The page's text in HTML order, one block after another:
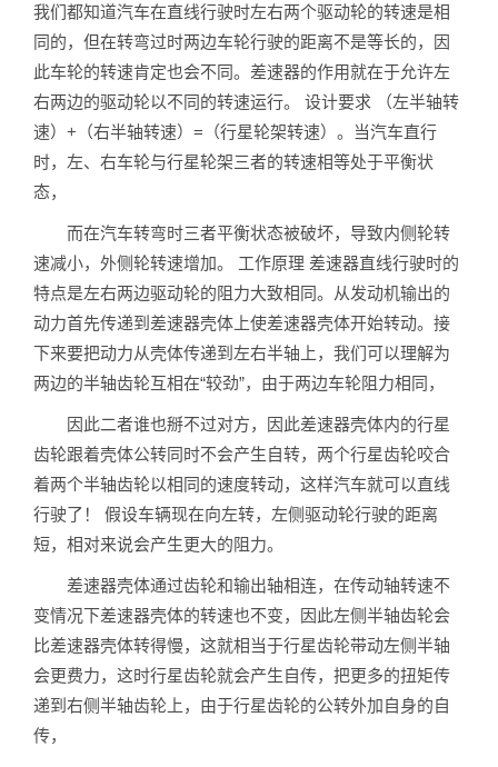
我们都知道汽车在直线行驶时左右两个驱动轮的转速是相
同的，但在转弯过时两边车轮行驶的距离不是等长的，因
此车轮的转速肯定也会不同。差速器的作用就在于允许左
右两边的驱动轮以不同的转速运行。 设计要求 （左半轴转
速）+（右半轴转速）=（行星轮架转速）。当汽车直行
时，左、右车轮与行星轮架三者的转速相等处于平衡状
态，
而在汽车转弯时三者平衡状态被破坏，导致内侧轮转
速减小，外侧轮转速增加。 工作原理 差速器直线行驶时的
特点是左右两边驱动轮的阻力大致相同。从发动机输出的
动力首先传递到差速器壳体上使差速器壳体开始转动。接
下来要把动力从壳体传递到左右半轴上，我们可以理解为
两边的半轴齿轮互相在“较劲”，由于两边车轮阻力相同，
因此二者谁也掰不过对方，因此差速器壳体内的行星
齿轮跟着壳体公转同时不会产生自转，两个行星齿轮咬合
着两个半轴齿轮以相同的速度转动，这样汽车就可以直线
行驶了！ 假设车辆现在向左转，左侧驱动轮行驶的距离
短，相对来说会产生更大的阻力。
差速器壳体通过齿轮和输出轴相连，在传动轴转速不
变情况下差速器壳体的转速也不变，因此左侧半轴齿轮会
比差速器壳体转得慢，这就相当于行星齿轮带动左侧半轴
会更费力，这时行星齿轮就会产生自传，把更多的扭矩传
递到右侧半轴齿轮上，由于行星齿轮的公转外加自身的自
传，